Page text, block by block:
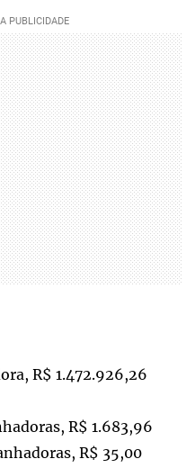
R$ 1.472.926,26
R$ 1.683,96
R$ 35,00